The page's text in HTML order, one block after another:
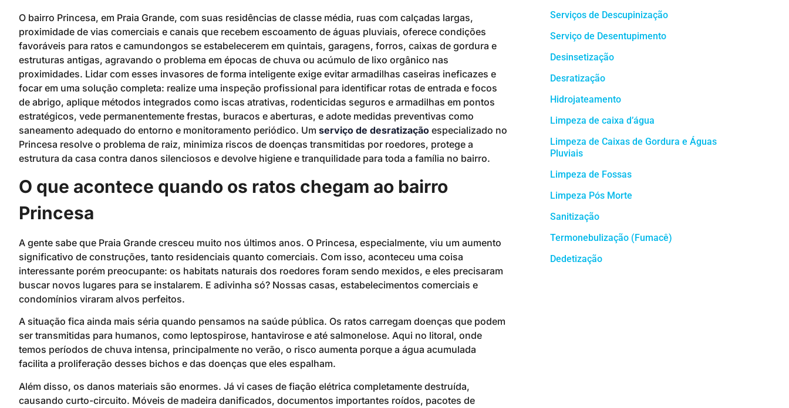
O bairro Princesa, em Praia Grande, com suas residências de classe média, ruas com calçadas largas,
proximidade de vias comerciais e canais que recebem escoamento de águas pluviais, oferece condições
favoráveis para ratos e camundongos se estabelecerem em quintais, garagens, forros, caixas de gordura e
estruturas antigas, agravando o problema em épocas de chuva ou acúmulo de lixo orgânico nas
proximidades. Lidar com esses invasores de forma inteligente exige evitar armadilhas caseiras ineficazes e
focar em uma solução completa: realize uma inspeção profissional para identificar rotas de entrada e focos
de abrigo, aplique métodos integrados como iscas atrativas, rodenticidas seguros e armadilhas em pontos
estratégicos, vede permanentemente frestas, buracos e aberturas, e adote medidas preventivas como
saneamento adequado do entorno e monitoramento periódico. Um serviço de desratização especializado no
Princesa resolve o problema de raiz, minimiza riscos de doenças transmitidas por roedores, protege a
estrutura da casa contra danos silenciosos e devolve higiene e tranquilidade para toda a família no bairro.
O que acontece quando os ratos chegam ao bairro
Princesa
A gente sabe que Praia Grande cresceu muito nos últimos anos. O Princesa, especialmente, viu um aumento
significativo de construções, tanto residenciais quanto comerciais. Com isso, aconteceu uma coisa
interessante porém preocupante: os habitats naturais dos roedores foram sendo mexidos, e eles precisaram
buscar novos lugares para se instalarem. E adivinha só? Nossas casas, estabelecimentos comerciais e
condomínios viraram alvos perfeitos.
A situação fica ainda mais séria quando pensamos na saúde pública. Os ratos carregam doenças que podem
ser transmitidas para humanos, como leptospirose, hantavirose e até salmonelose. Aqui no litoral, onde
temos períodos de chuva intensa, principalmente no verão, o risco aumenta porque a água acumulada
facilita a proliferação desses bichos e das doenças que eles espalham.
Além disso, os danos materiais são enormes. Já vi cases de fiação elétrica completamente destruída,
causando curto-circuito. Móveis de madeira danificados, documentos importantes roídos, pacotes de
Serviços de Descupinização
Serviço de Desentupimento
Desinsetização
Desratização
Hidrojateamento
Limpeza de caixa d’água
Limpeza de Caixas de Gordura e Águas
Pluviais
Limpeza de Fossas
Limpeza Pós Morte
Sanitização
Termonebulização (Fumacê)
Dedetização